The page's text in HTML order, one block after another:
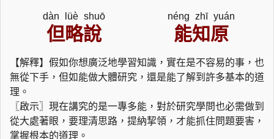
dàn lüè shuō néng zhī yuán
但略說 能知原
【解釋】假如你想廣泛地學習知識，實在是不容易的事，也
無從下手，但如能做大體研究，還是能了解到許多基本的道
理。
〖啟示〗現在講究的是一專多能，對於研究學問也必需做到
從大處著眼，要理清思路，提納挈領，才能抓住問題要害，
掌握根本的道理。